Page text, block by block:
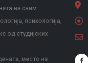
на свим
психологија,
од студијских
место на